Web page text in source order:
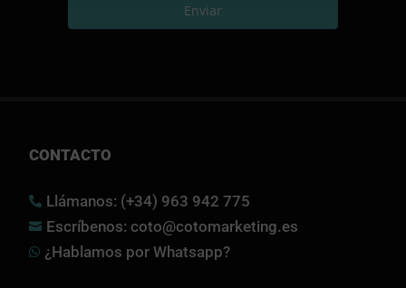
Enviar
CONTACTO
 Llámanos: (+34) 963 942 775
 Escríbenos: coto@cotomarketing.es
 ¿Hablamos por Whatsapp?